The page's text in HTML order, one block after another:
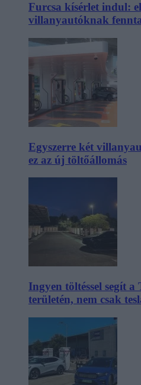
Furcsa kísérlet indul:
villanyautóknak
Egyszerre két
ez az új töltőállomás
Ingyen töltéssel segít
területén, nem csak